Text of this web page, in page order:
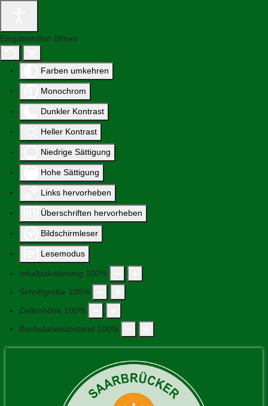
Eingabehilfen öffnen
Farben umkehren
Monochrom
Dunkler Kontrast
Heller Kontrast
Niedrige Sättigung
Hohe Sättigung
Links hervorheben
Überschriften hervorheben
Bildschirmleser
Lesemodus
Inhaltsskalierung 100%
Schriftgröße 100%
Zeilenhöhe 100%
Buchstabenabstand 100%